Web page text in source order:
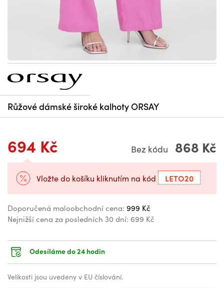
Růžové dámské široké kalhoty ORSAY
694 Kč Bez kódu 868 Kč
Vložte do košíku kliknutím na kód LETO20
Doporučená maloobchodní cena: 999 Kč
Nejnižší cena za posledních 30 dní: 699 Kč
Odesíláme do 24 hodin
Velikosti jsou uvedeny v EU číslování.